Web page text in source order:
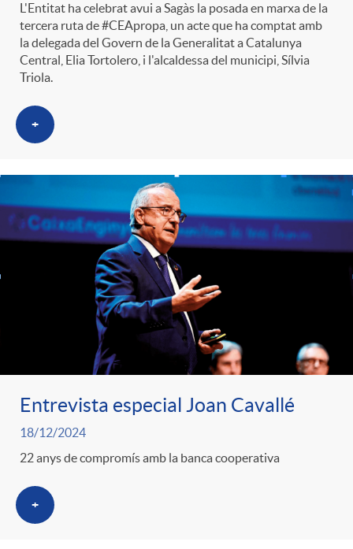
L'Entitat ha celebrat avui a Sagàs la posada en marxa de la
tercera ruta de #CEApropa, un acte que ha comptat amb
la delegada del Govern de la Generalitat a Catalunya
Central, Elia Tortolero, i l'alcaldessa del municipi, Sílvia
Triola.
+
Entrevista especial Joan Cavallé
18/12/2024
22 anys de compromís amb la banca cooperativa
+